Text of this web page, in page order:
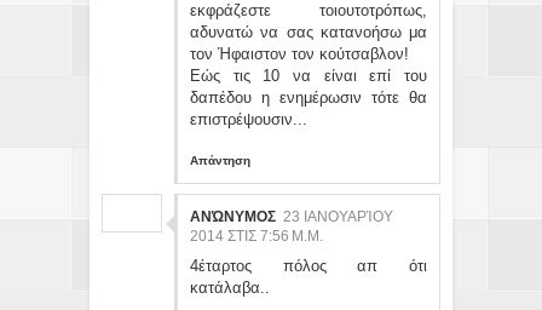
εκφράζεστε τοιουτοτρόπως,
αδυνατώ να σας κατανοήσω μα
τον Ήφαιστον τον κούτσαβλον!
Εώς τις 10 να είναι επί του
δαπέδου η ενημέρωσιν τότε θα
επιστρέψουσιν...
Απάντηση
ΑΝΏΝΥΜΟΣ 23 ΙΑΝΟΥΑΡΊΟΥ
2014 ΣΤΙΣ 7:56 Μ.Μ.
4έταρτος πόλος απ ότι
κατάλαβα..